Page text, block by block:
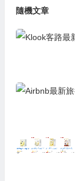
隨機文章